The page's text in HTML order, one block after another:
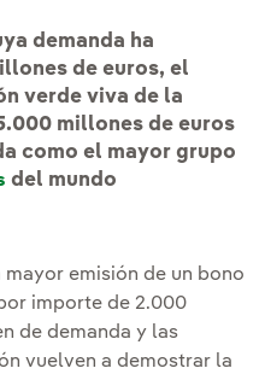
demanda ha
de euros, el
verde viva de la
millones de euros
como el mayor grupo
del mundo
emisión de un bono
importe de 2.000
de demanda y las
vuelven a demostrar la